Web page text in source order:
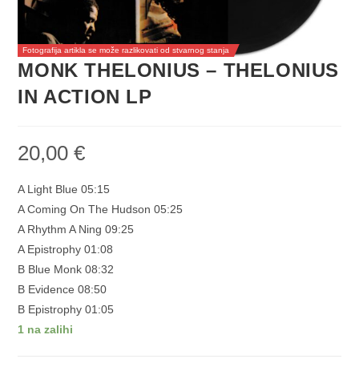
Fotografija artikla se može razlikovati od stvarnog stanja
MONK THELONIUS – THELONIUS
IN ACTION LP
20,00€
A Light Blue 05:15
A Coming On The Hudson 05:25
A Rhythm A Ning 09:25
A Epistrophy 01:08
B Blue Monk 08:32
B Evidence 08:50
B Epistrophy 01:05
1 na zalihi